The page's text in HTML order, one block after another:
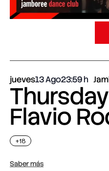
jueves13 Ago23:59
Flavio
+18
Saber más